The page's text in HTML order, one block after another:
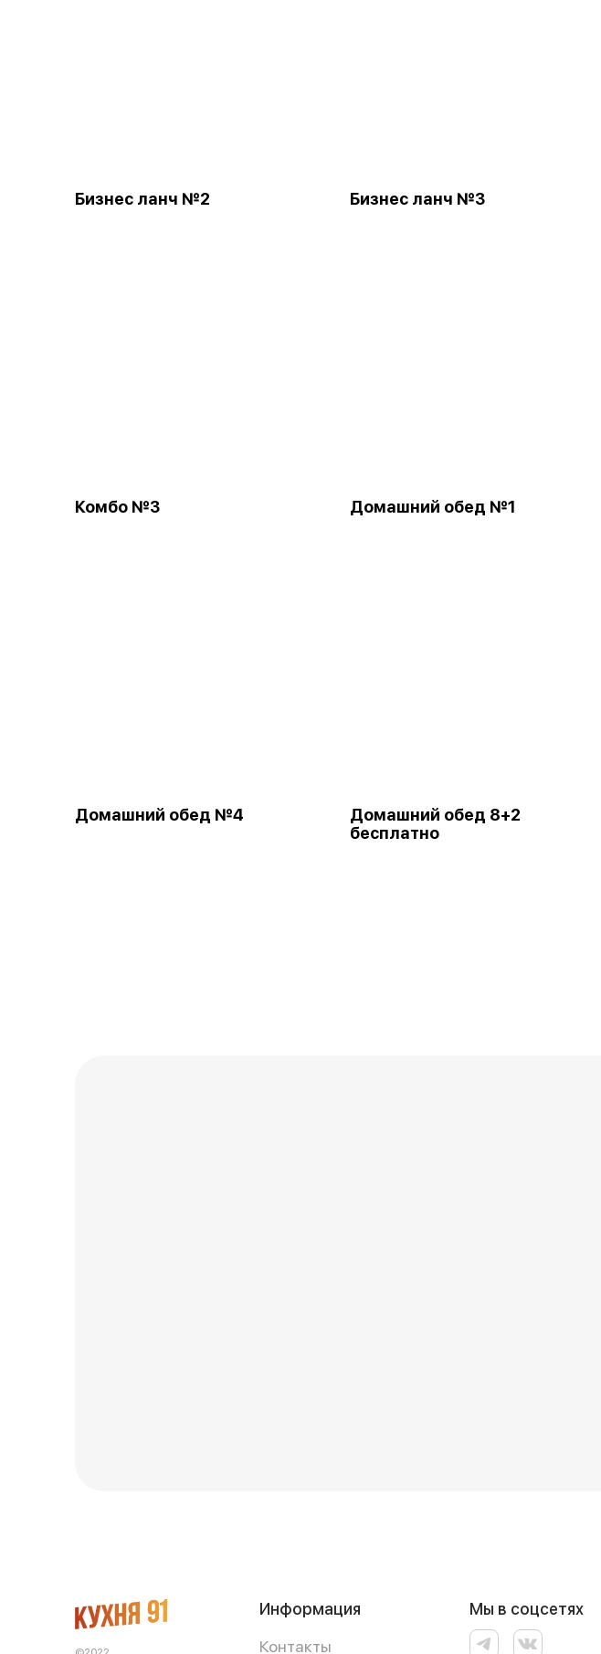
Бизнес ланч №2 Бизнес ланч №3
Комбо №3 Домашний обед №1
Домашний обед №4
Домашний обед 8+2
бесплатно
Информация
Контакты
Мы в соцсетях